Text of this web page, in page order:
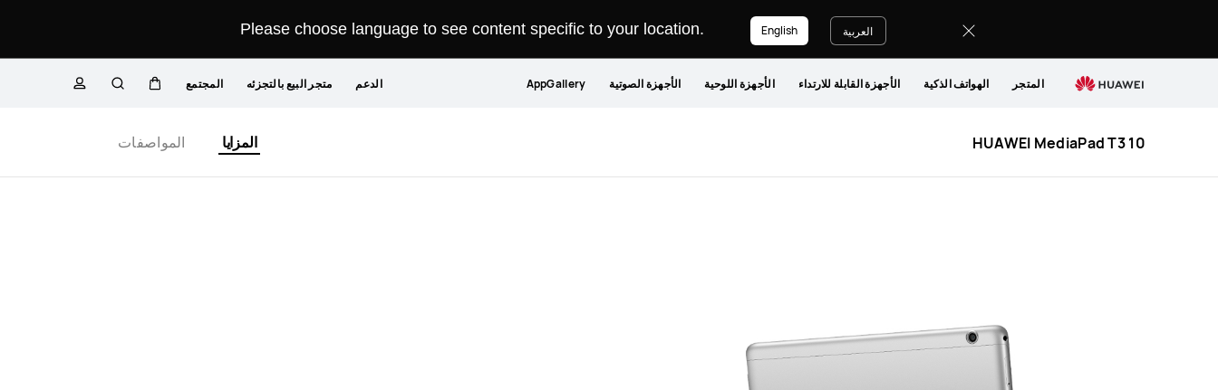
T3
Please choose language to see content specific to your location. العربية English
المتجر الهواتف الذكية الأجهزة القابلة للارتداء الأجهزة اللوحية الأجهزة الصوتية AppGallery الدعم متجر البيع بالتجزئه المجتمع
HUAWEI MediaPad T3 10
المزايا المواصفات